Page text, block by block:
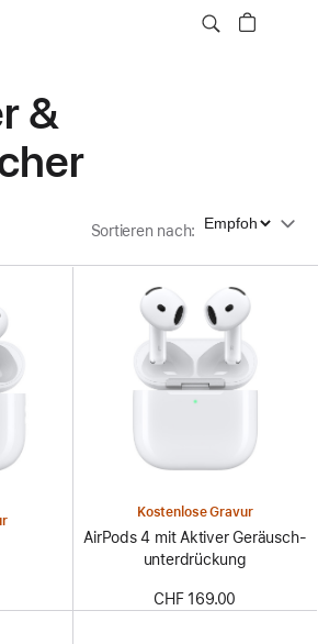
&
Sortieren nach: Sortieren nach
Kostenlose Gravur
AirPods 4 mit Aktiver Geräusch­
unter­drückung
CHF 169.00